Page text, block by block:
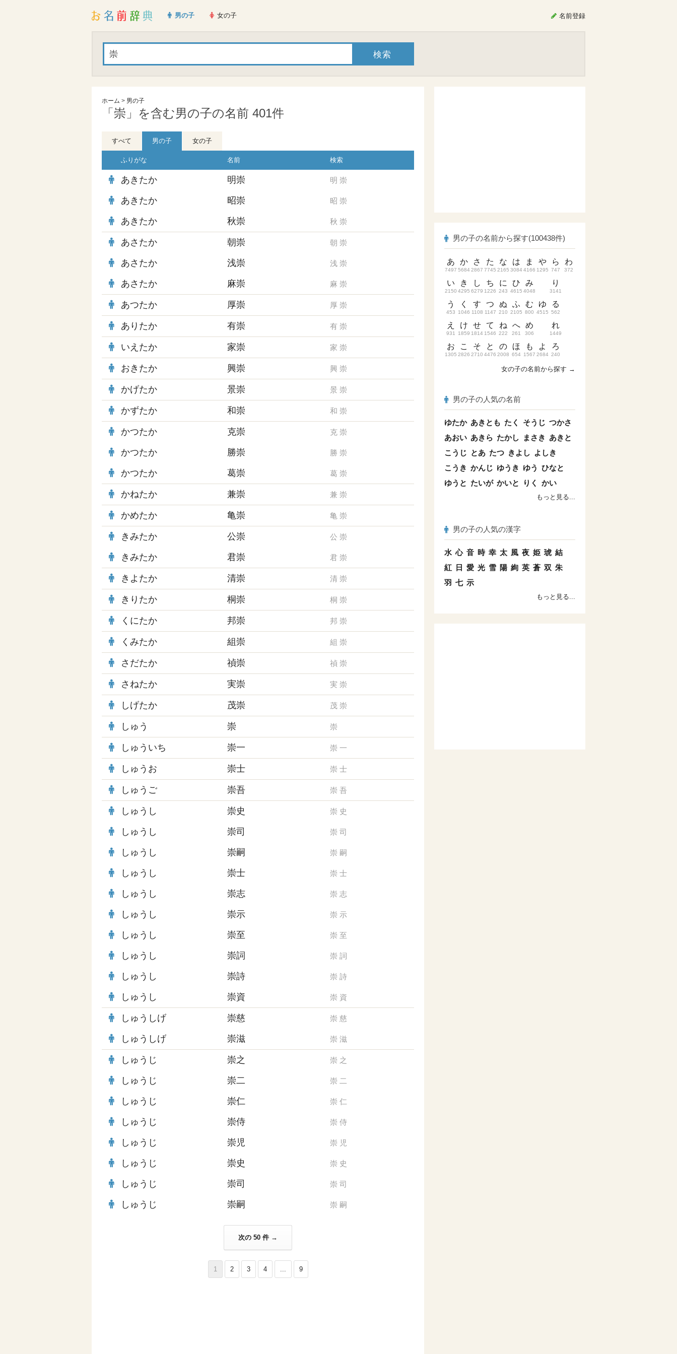
男の子 女の子 名前登録
ホーム > 男の子
「崇」を含む男の子の名前 401件
すべて 男の子 女の子
ふりがな 名前 検索
あきたか 明崇 明 崇
あきたか 昭崇 昭 崇
あきたか 秋崇 秋 崇
あさたか 朝崇 朝 崇
あさたか 浅崇 浅 崇
あさたか 麻崇 麻 崇
あつたか 厚崇 厚 崇
ありたか 有崇 有 崇
いえたか 家崇 家 崇
おきたか 興崇 興 崇
かげたか 景崇 景 崇
かずたか 和崇 和 崇
かつたか 克崇 克 崇
かつたか 勝崇 勝 崇
かつたか 葛崇 葛 崇
かねたか 兼崇 兼 崇
かめたか 亀崇 亀 崇
きみたか 公崇 公 崇
きみたか 君崇 君 崇
きよたか 清崇 清 崇
きりたか 桐崇 桐 崇
くにたか 邦崇 邦 崇
くみたか 組崇 組 崇
さだたか 禎崇 禎 崇
さねたか 実崇 実 崇
しげたか 茂崇 茂 崇
しゅう 崇 崇
しゅういち 崇一 崇 一
しゅうお 崇士 崇 士
しゅうご 崇吾 崇 吾
しゅうし 崇史 崇 史
しゅうし 崇司 崇 司
しゅうし 崇嗣 崇 嗣
しゅうし 崇士 崇 士
しゅうし 崇志 崇 志
しゅうし 崇示 崇 示
しゅうし 崇至 崇 至
しゅうし 崇詞 崇 詞
しゅうし 崇詩 崇 詩
しゅうし 崇資 崇 資
しゅうしげ 崇慈 崇 慈
しゅうしげ 崇滋 崇 滋
しゅうじ 崇之 崇 之
しゅうじ 崇二 崇 二
しゅうじ 崇仁 崇 仁
しゅうじ 崇侍 崇 侍
しゅうじ 崇児 崇 児
しゅうじ 崇史 崇 史
しゅうじ 崇司 崇 司
しゅうじ 崇嗣 崇 嗣
次の 50 件 →
1 2 3 4 ... 9
男の子の名前から探す(100438件)
あ
7497
い
2150
う
453
え
931
お
1305
か
5684
き
4295
く
1046
け
1859
こ
2826
さ
2867
し
6279
す
1108
せ
1814
そ
2710
た
7745
ち
1226
つ
1147
て
1546
と
4476
な
2165
に
243
ぬ
210
ね
222
の
2008
は
3084
ひ
4615
ふ
2105
へ
261
ほ
654
ま
4166
み
4048
む
800
め
306
も
1567
や
1295
ゆ
4515
よ
2684
ら
747
り
3141
る
562
れ
1449
ろ
240
わ
372
女の子の名前から探す →
男の子の人気の名前
ゆたか あきとも たく そうじ つかさ
あおい あきら たかし まさき あきと
こうじ とあ たつ きよし よしき
こうき かんじ ゆうき ゆう ひなと
ゆうと たいが かいと りく かい
もっと見る...
男の子の人気の漢字
水 心 音 時 幸 太 風 夜 姫 琥 結
紅
日 愛 光 雪 陽 絢 英 蒼 双 朱
羽 七 示
もっと見る...